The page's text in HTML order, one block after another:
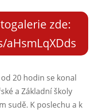
zde:
20 hodin se konal
a Základní školy
sudě. K poslechu a k